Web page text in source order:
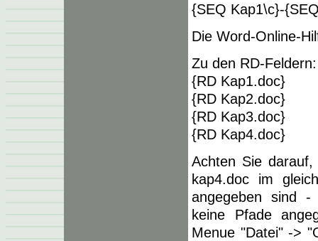
{SEQ Kap1\c}-
Die Word-Online-
Zu den RD-
{RD Kap1.doc}
{RD Kap2.doc}
{RD Kap3.doc}
{RD Kap4.doc}
Achten Sie
kap4.doc im
angegeben sind -
keine Pfade
Menue "Datei" ->